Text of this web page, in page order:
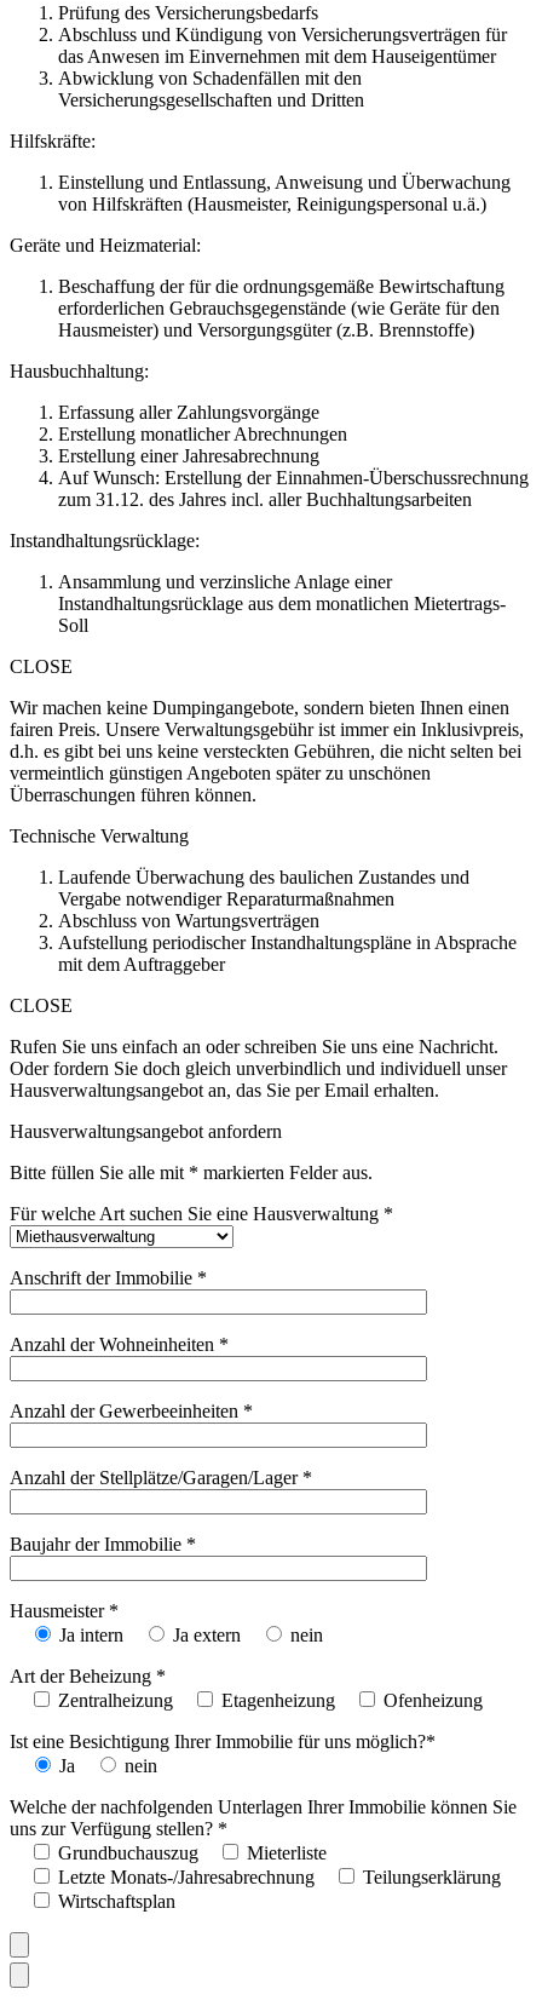
Prüfung des Versicherungsbedarfs
Abschluss und Kündigung von Versicherungsverträgen für
das Anwesen im Einvernehmen mit dem Hauseigentümer
Abwicklung von Schadenfällen mit den
Versicherungsgesellschaften und Dritten
Hilfskräfte:
Einstellung und Entlassung, Anweisung und Überwachung
von Hilfskräften (Hausmeister, Reinigungspersonal u.ä.)
Geräte und Heizmaterial:
Beschaffung der für die ordnungsgemäße Bewirtschaftung
erforderlichen Gebrauchsgegenstände (wie Geräte für den
Hausmeister) und Versorgungsgüter (z.B. Brennstoffe)
Hausbuchhaltung:
Erfassung aller Zahlungsvorgänge
Erstellung monatlicher Abrechnungen
Erstellung einer Jahresabrechnung
Auf Wunsch: Erstellung der Einnahmen-Überschussrechnung
zum 31.12. des Jahres incl. aller Buchhaltungsarbeiten
Instandhaltungsrücklage:
Ansammlung und verzinsliche Anlage einer
Instandhaltungsrücklage aus dem monatlichen Mietertrags-
Soll
CLOSE
Wir machen keine Dumpingangebote, sondern bieten Ihnen einen
fairen Preis. Unsere Verwaltungsgebühr ist immer ein Inklusivpreis,
d.h. es gibt bei uns keine versteckten Gebühren, die nicht selten bei
vermeintlich günstigen Angeboten später zu unschönen
Überraschungen führen können.
Technische Verwaltung
Laufende Überwachung des baulichen Zustandes und
Vergabe notwendiger Reparaturmaßnahmen
Abschluss von Wartungsverträgen
Aufstellung periodischer Instandhaltungspläne in Absprache
mit dem Auftraggeber
CLOSE
Rufen Sie uns einfach an oder schreiben Sie uns eine Nachricht.
Oder fordern Sie doch gleich unverbindlich und individuell unser
Hausverwaltungsangebot an, das Sie per Email erhalten.
Hausverwaltungsangebot anfordern
Bitte füllen Sie alle mit * markierten Felder aus.
Für welche Art suchen Sie eine Hausverwaltung *
Anschrift der Immobilie *
Anzahl der Wohneinheiten *
Anzahl der Gewerbeeinheiten *
Anzahl der Stellplätze/Garagen/Lager *
Baujahr der Immobilie *
Hausmeister *
Ja intern
Ja extern
nein
Art der Beheizung *
Zentralheizung
Etagenheizung
Ofenheizung
Ist eine Besichtigung Ihrer Immobilie für uns möglich?*
Ja
nein
Welche der nachfolgenden Unterlagen Ihrer Immobilie können Sie
uns zur Verfügung stellen? *
Grundbuchauszug
Mieterliste
Letzte Monats-/Jahresabrechnung
Teilungserklärung
Wirtschaftsplan